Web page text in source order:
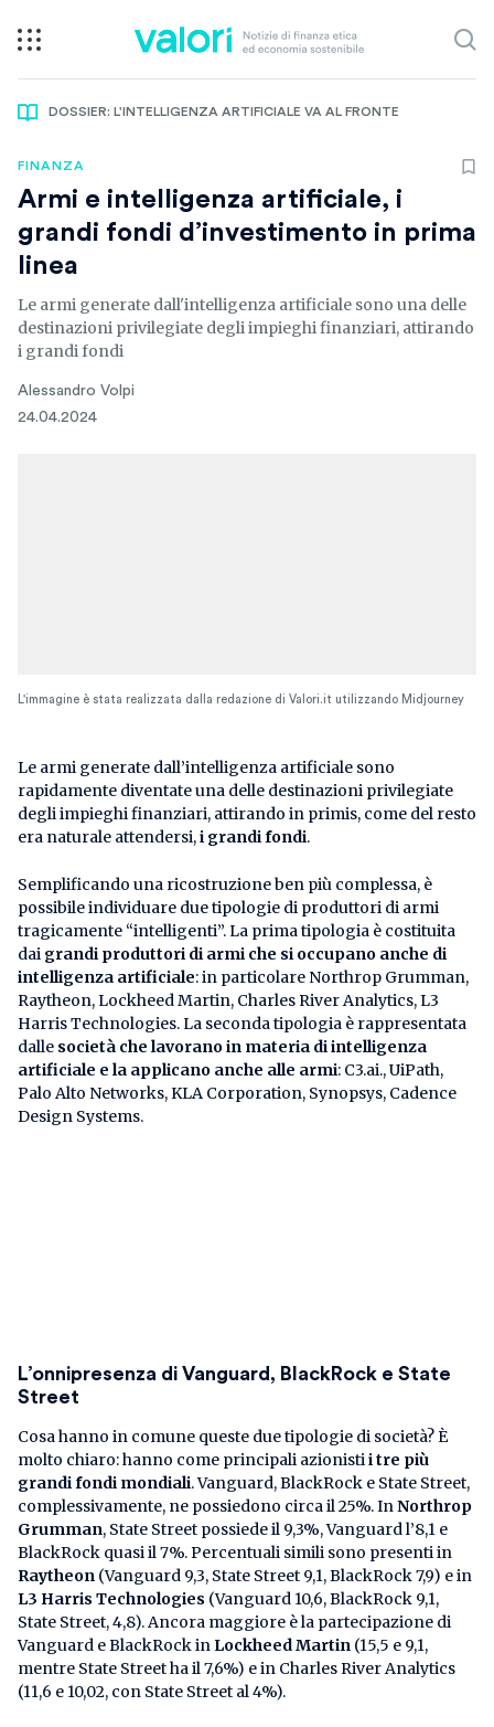
DOSSIER: L'INTELLIGENZA ARTIFICIALE VA AL FRONTE
FINANZA
Armi e intelligenza artificiale, i
grandi fondi d’investimento in prima
linea
Le armi generate dall'intelligenza artificiale sono una delle
destinazioni privilegiate degli impieghi finanziari, attirando
i grandi fondi
Alessandro Volpi
24.04.2024
L'immagine è stata realizzata dalla redazione di Valori.it utilizzando Midjourney
Le armi generate dall’intelligenza artificiale sono
rapidamente diventate una delle destinazioni privilegiate
degli impieghi finanziari, attirando in primis, come del resto
era naturale attendersi,i grandifondi.
Semplificando una ricostruzione ben più complessa, è
possibile individuare due tipologie di produttori di armi
tragicamente “intelligenti”. La prima tipologia è costituita
dai grandi produttori di armi che si occupano anche di
intelligenza artificiale: in particolare Northrop Grumman,
Raytheon, Lockheed Martin, Charles River Analytics, L3
Harris Technologies. La seconda tipologia è rappresentata
dalle società che lavorano in materia di intelligenza
artificiale e la applicano anche alle armi: C3.ai., UiPath,
Palo Alto Networks, KLA Corporation, Synopsys, Cadence
Design Systems.
L’onnipresenza di Vanguard, BlackRock e State
Street
Cosa hanno in comune queste due tipologie di società? È
molto chiaro: hanno come principali azionistii tre più
grandi fondi mondiali. Vanguard, BlackRock e State Street,
complessivamente, ne possiedono circa il 25%. InNorthrop
Grumman, State Street possiede il 9,3%, Vanguard l’8,1 e
BlackRock quasi il 7%. Percentuali simili sono presenti in
Raytheon (Vanguard 9,3, State Street 9,1, BlackRock 7,9) e in
L3 Harris Technologies (Vanguard 10,6, BlackRock 9,1,
State Street, 4,8). Ancora maggiore è la partecipazione di
Vanguard e BlackRock in Lockheed Martin (15,5 e 9,1,
mentre State Street ha il 7,6%) e in Charles River Analytics
(11,6 e 10,02, con State Street al 4%).